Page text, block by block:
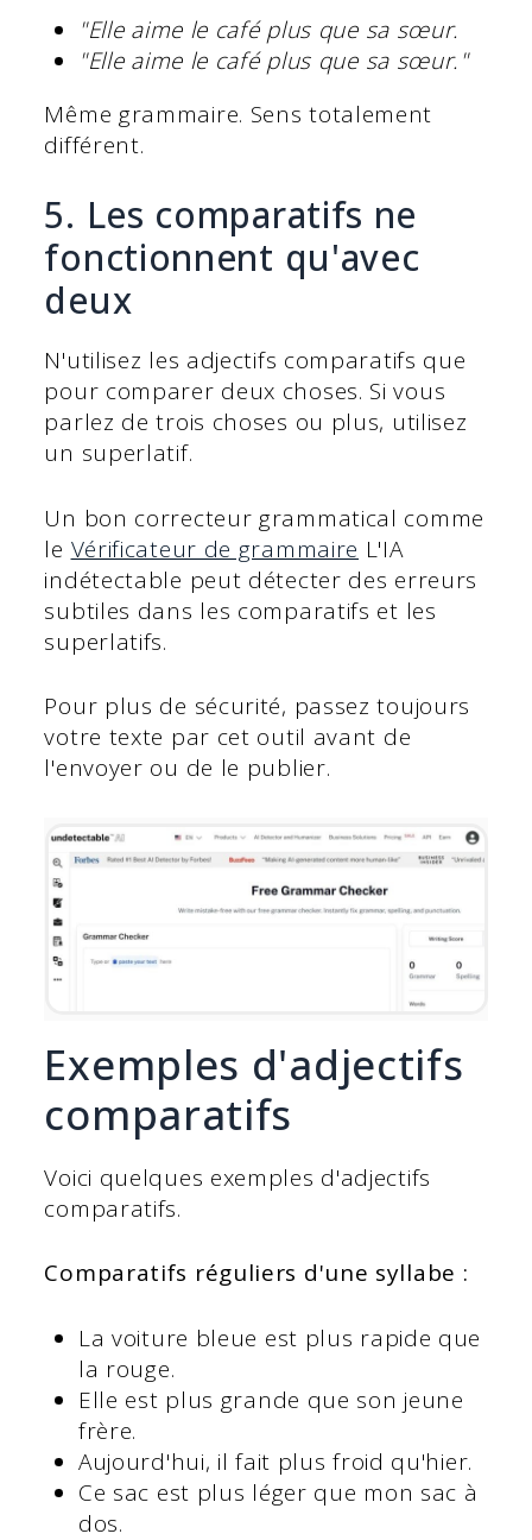
"Elle aime le café plus que sa sœur.
"Elle aime le café plus que sa sœur."
Même grammaire. Sens totalement
différent.
5. Les comparatifs ne
fonctionnent qu'avec
deux
N'utilisez les adjectifs comparatifs que
pour comparer deux choses. Si vous
parlez de trois choses ou plus, utilisez
un superlatif.
Un bon correcteur grammatical comme
le Vérificateur de grammaire L'IA
indétectable peut détecter des erreurs
subtiles dans les comparatifs et les
superlatifs.
Pour plus de sécurité, passez toujours
votre texte par cet outil avant de
l'envoyer ou de le publier.
Exemples d'adjectifs
comparatifs
Voici quelques exemples d'adjectifs
comparatifs.
Comparatifs réguliers d'une syllabe :
La voiture bleue est plus rapide que
la rouge.
Elle est plus grande que son jeune
frère.
Aujourd'hui, il fait plus froid qu'hier.
Ce sac est plus léger que mon sac à
dos.